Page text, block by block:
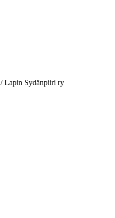
Lapin Sydänpiiri ry